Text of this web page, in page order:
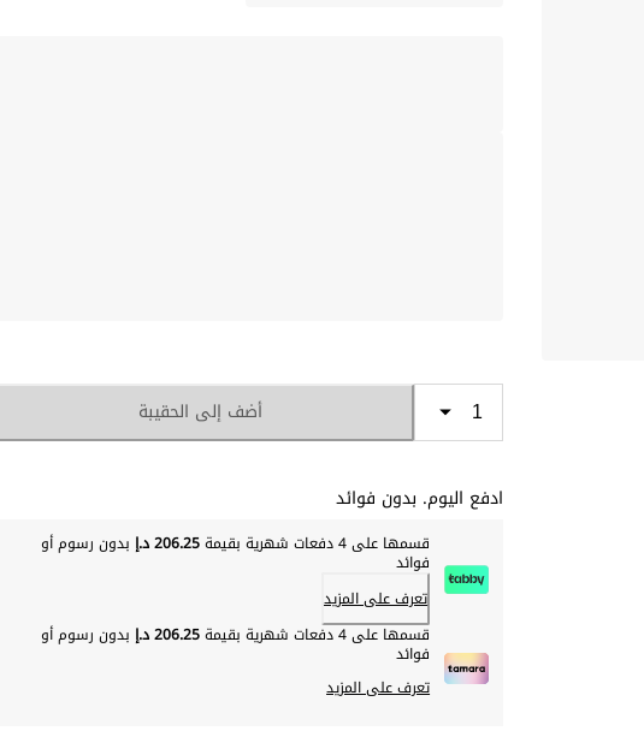
أضف إلى الحقيبة
ادفع اليوم. بدون فوائد
قسمها على 4 دفعات شهرية بقيمة 206.25 د.إ بدون رسوم أو
فوائد
تعرف على المزيد
قسمها على 4 دفعات شهرية بقيمة
206.25 د.إ بدون رسوم أو
فوائد
تعرف على المزيد